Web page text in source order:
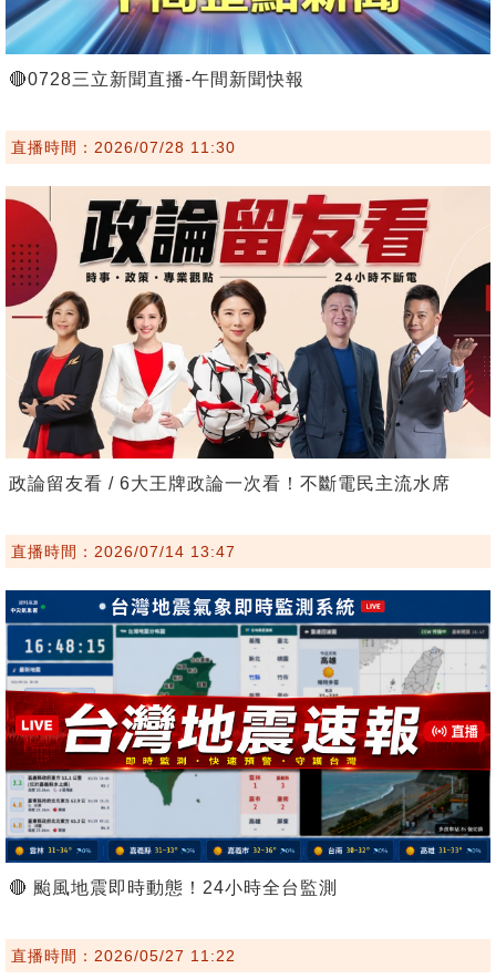
🔴0728三立新聞直播-午間新聞快報
直播時間：2026/07/28 11:30
政論留友看 / 6大王牌政論一次看！不斷電民主流水席
直播時間：2026/07/14 13:47
🔴 颱風地震即時動態！24小時全台監測
直播時間：2026/05/27 11:22